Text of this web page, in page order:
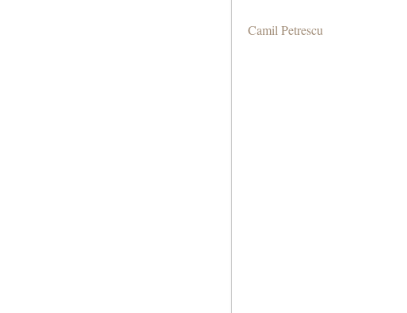
Camil Petrescu